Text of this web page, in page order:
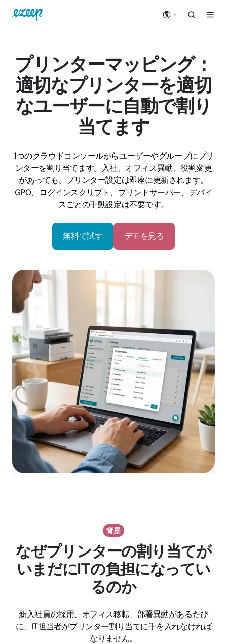
プリンターマッピング：
適切なプリンターを適切
なユーザーに自動で割り
当てます
1つのクラウドコンソールからユーザーやグループにプリ
ンターを割り当てます。入社、オフィス異動、役割変更
があっても、プリンター設定は即座に更新されます。
GPO、ログインスクリプト、プリントサーバー、デバイ
スごとの手動設定は不要です。
無料で試す デモを見る
背景
なぜプリンターの割り当てが
いまだにITの負担になってい
るのか
新入社員の採用、オフィス移転、部署異動があるたび
に、IT担当者がプリンター割り当てに手を入れなければ
なりません。